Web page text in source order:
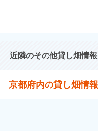
近隣のその他貸し畑情報
京都府内の貸し畑情報